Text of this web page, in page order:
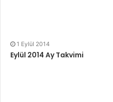
1 Eylül 2014
Eylül 2014 Ay Takvimi